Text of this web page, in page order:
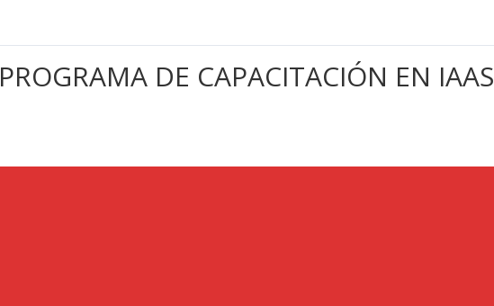
PROGRAMA DE CAPACITACIÓN EN IAAS